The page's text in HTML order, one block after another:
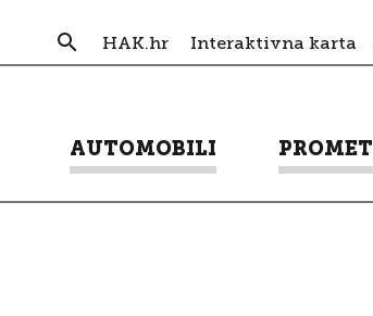
HAK.hr Interaktivna karta
AUTOMOBILI PROMET